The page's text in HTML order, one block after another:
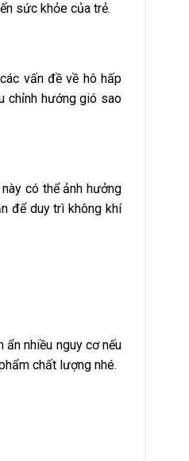
sức khỏe của trẻ.
vấn đề về hô hấp
chỉnh hướng gió sao
có thể ảnh hưởng
để duy trì không khí
nhiều nguy cơ nếu
chất lượng nhé.